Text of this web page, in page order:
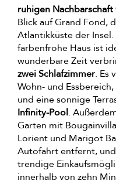
ruhigen
Blick auf Grand Fond,
Atlantikküste der
farbenfrohe Haus ist
wunderbare Zeit
zwei Schlafzimmer. Es
Wohn- und
und eine sonnige
Infinity-Pool.
Garten mit
Lorient und Marigot
Autofahrt entfernt,
trendige
innerhalb von zehn